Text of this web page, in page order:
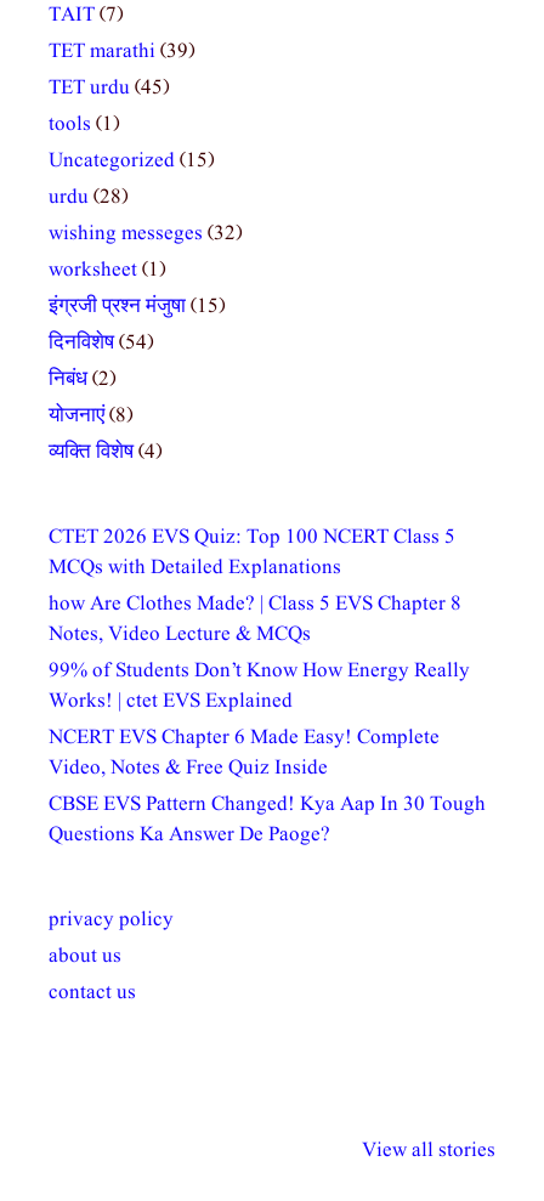
TAIT(7)
TET marathi(39)
TET urdu(45)
tools (1)
Uncategorized(15)
urdu(28)
wishing messeges (32)
worksheet(1)
इंग्रजी प्रश्न मंजुषा(15)
दिनविशेष(54)
निबंध(2)
योजनाएं(8)
व्यक्ति विशेष(4)
CTET 2026 EVS Quiz: Top 100 NCERT Class 5
MCQs with Detailed Explanations
how Are Clothes Made? | Class 5 EVS Chapter 8
Notes, Video Lecture & MCQs
99% of Students Don’t Know How Energy Really
Works! | ctet EVS Explained
NCERT EVS Chapter 6 Made Easy! Complete
Video, Notes & Free Quiz Inside
CBSE EVS Pattern Changed! Kya Aap In 30 Tough
Questions Ka Answer De Paoge?
privacy policy
about us
contact us
View all stories
अधिकार दिवस| 18
वर्षातील